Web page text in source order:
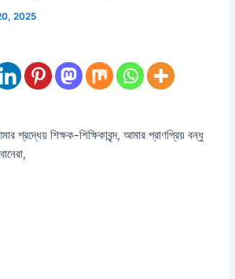
2025
শ্রদ্ধেয় শিক্ষক-শিক্ষিকাবৃন্দ, আমার প্রাণপ্রিয় বন্ধু